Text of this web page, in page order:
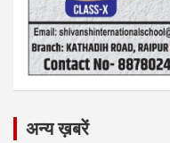
अन्य ख़बरें